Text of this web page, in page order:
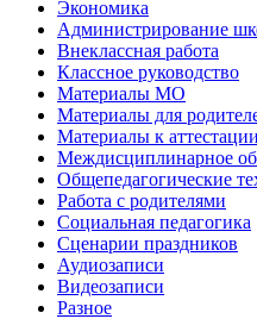
Экономика
Администрирование
Внеклассная работа
Классное руководство
Материалы МО
Материалы для
Материалы к аттестации
Междисциплинарное
Общепедагогические
Работа с родителями
Социальная педагогика
Сценарии праздников
Аудиозаписи
Видеозаписи
Разное